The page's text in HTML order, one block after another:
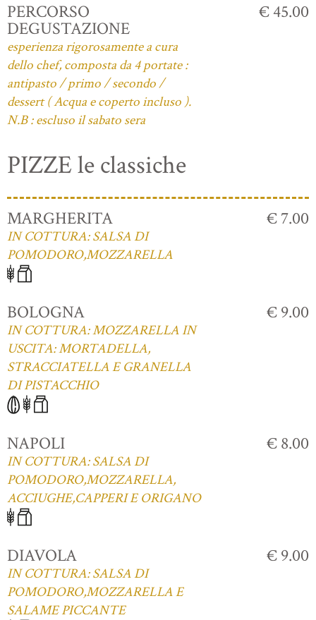
PERCORSO
DEGUSTAZIONE
esperienza rigorosamente a cura
dello chef, composta da 4 portate :
antipasto / primo / secondo /
dessert ( Acqua e coperto incluso ).
N.B : escluso il sabato sera
€ 45.00
PIZZE le classiche
MARGHERITA
IN COTTURA: SALSA DI
POMODORO,MOZZARELLA
€ 7.00
BOLOGNA
IN COTTURA: MOZZARELLA IN
USCITA: MORTADELLA,
STRACCIATELLA E GRANELLA
DI PISTACCHIO
€ 9.00
NAPOLI
IN COTTURA: SALSA DI
POMODORO,MOZZARELLA,
ACCIUGHE,CAPPERI E ORIGANO
€ 8.00
DIAVOLA
IN COTTURA: SALSA DI
POMODORO,MOZZARELLA E
SALAME PICCANTE
€ 9.00